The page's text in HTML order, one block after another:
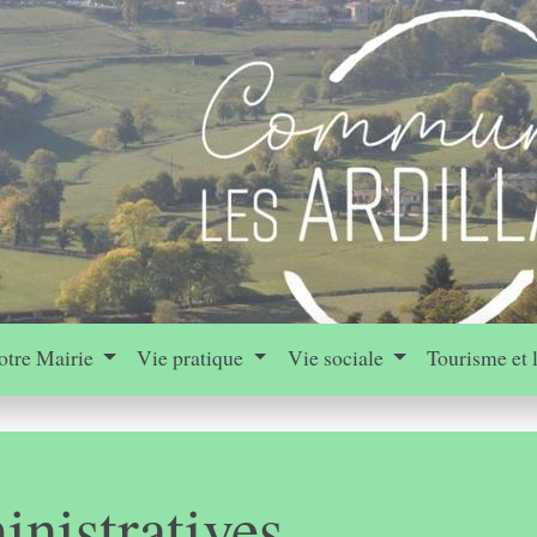
Mairie Vie pratique Vie sociale Tourisme